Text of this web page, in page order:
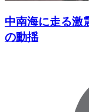
中南海に走る
の動揺